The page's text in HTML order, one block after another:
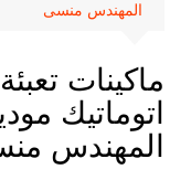
المهندس منسى
ماكينات
المهندس